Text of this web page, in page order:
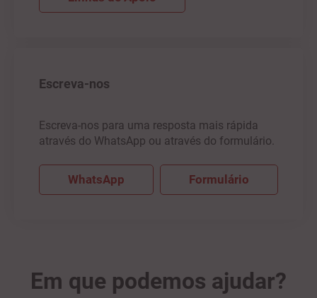
Escreva-nos
Escreva-nos para uma resposta mais rápida
através do WhatsApp ou através do formulário.
WhatsApp Formulário
Em que podemos ajudar?